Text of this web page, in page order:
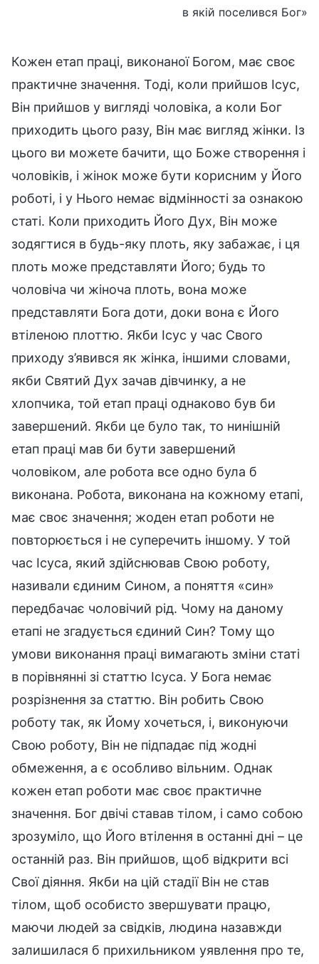
в якій поселився Бог»
Кожен етап праці, виконаної Богом, має своє
практичне значення. Тоді, коли прийшов Ісус,
Він прийшов у вигляді чоловіка, а коли Бог
приходить цього разу, Він має вигляд жінки. Із
цього ви можете бачити, що Боже створення і
чоловіків, і жінок може бути корисним у Його
роботі, і у Нього немає відмінності за ознакою
статі. Коли приходить Його Дух, Він може
зодягтися в будь-яку плоть, яку забажає, і ця
плоть може представляти Його; будь то
чоловіча чи жіноча плоть, вона може
представляти Бога доти, доки вона є Його
втіленою плоттю. Якби Ісус у час Свого
приходу з’явився як жінка, іншими словами,
якби Святий Дух зачав дівчинку, а не
хлопчика, той етап праці однаково був би
завершений. Якби це було так, то нинішній
етап праці мав би бути завершений
чоловіком, але робота все одно була б
виконана. Робота, виконана на кожному етапі,
має своє значення; жоден етап роботи не
повторюється і не суперечить іншому. У той
час Ісуса, який здійснював Свою роботу,
називали єдиним Сином, а поняття «син»
передбачає чоловічий рід. Чому на даному
етапі не згадується єдиний Син? Тому що
умови виконання праці вимагають зміни статі
в порівнянні зі статтю Ісуса. У Бога немає
розрізнення за статтю. Він робить Свою
роботу так, як Йому хочеться, і, виконуючи
Свою роботу, Він не підпадає під жодні
обмеження, а є особливо вільним. Однак
кожен етап роботи має своє практичне
значення. Бог двічі ставав тілом, і само собою
зрозуміло, що Його втілення в останні дні – це
останній раз. Він прийшов, щоб відкрити всі
Свої діяння. Якби на цій стадії Він не став
тілом, щоб особисто звершувати працю,
маючи людей за свідків, людина назавжди
залишилася б прихильником уявлення про те,